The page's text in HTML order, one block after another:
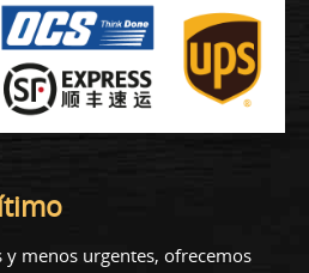
y menos urgentes, ofrecemos